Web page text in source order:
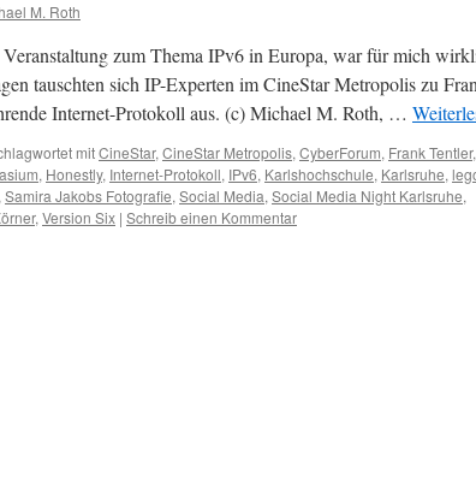
M. Roth
zum Thema IPv6 in Europa, war für mich
tauschten sich IP-Experten im CineStar Metropolis zu
Internet-Protokoll aus. (c) Michael M. Roth, …
mitCineStar, CineStar Metropolis, CyberForum, Frank Tentler,
, Honestly, Internet-Protokoll, IPv6, Karlshochschule, Karlsruhe,
Samira Jakobs Fotografie, Social Media, Social Media Night Karlsruhe,
, Version Six | Schreib einen Kommentar